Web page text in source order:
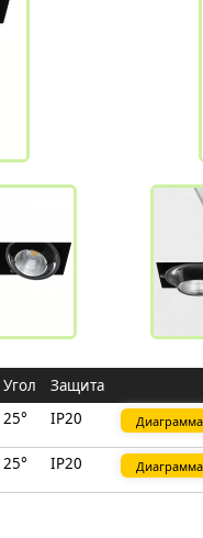
Угол
Защита
25° IP20 Диаграмма
25° IP20 Диаграмма